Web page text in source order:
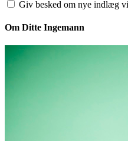
Giv besked om nye indlæg
Om Ditte Ingemann